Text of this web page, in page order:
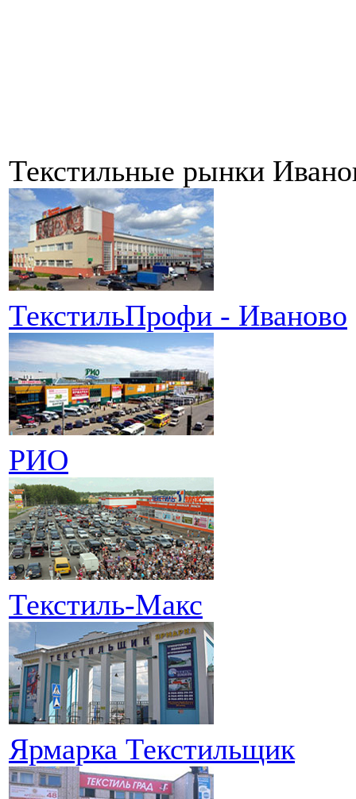
Текстильные рынки
ТекстильПрофи - Иваново
РИО
Текстиль-Макс
Ярмарка Текстильщик